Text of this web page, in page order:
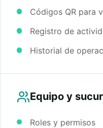
Códigos QR para
Registro de
Historial de
Equipo y
Roles y permisos